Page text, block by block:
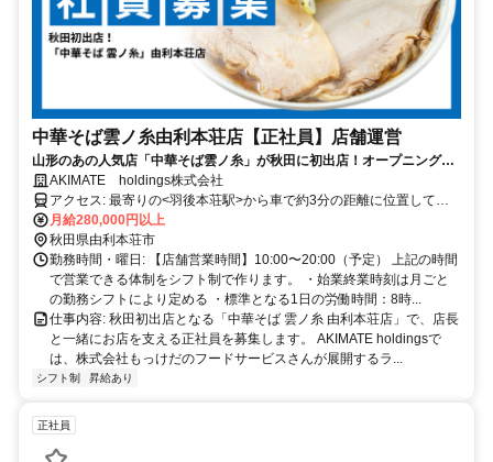
中華そば雲ノ糸由利本荘店【正社員】店舗運営
山形のあの人気店「中華そば雲ノ糸」が秋田に初出店！オープニングス
タッフです！
AKIMATE holdings株式会社
アクセス: 最寄りの<羽後本荘駅>から車で約3分の距離に位置してい
ます。 駐車場も完備しており、車での通勤も可能です。勤務地への
アクセス方法については、お気軽にお問い合わせください。
月給280,000円以上
秋田県由利本荘市
勤務時間・曜日: 【店舗営業時間】10:00〜20:00（予定） 上記の時間
で営業できる体制をシフト制で作ります。 ・始業終業時刻は月ごと
の勤務シフトにより定める ・標準となる1日の労働時間：8時...
仕事内容: 秋田初出店となる「中華そば 雲ノ糸 由利本荘店」で、店長
と一緒にお店を支える正社員を募集します。 AKIMATE holdingsで
は、株式会社もっけだのフードサービスさんが展開するラ...
シフト制 昇給あり
正社員